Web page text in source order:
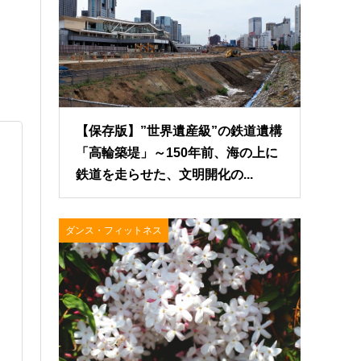
【保存版】”世界遺産級”の鉄道遺構
「高輪築堤」～150年前、海の上に
鉄道を走らせた、文明開化の...
ダンス・フィットネス